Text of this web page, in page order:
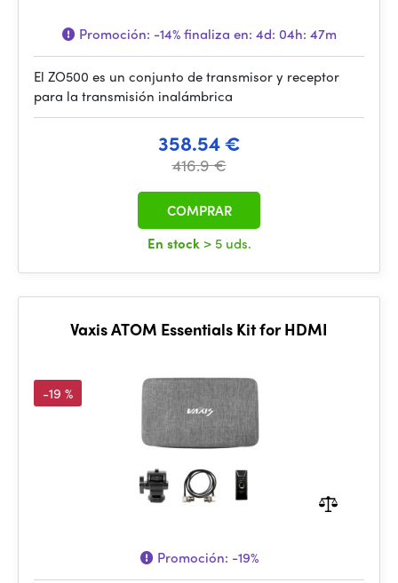
Promoción: -14%finaliza en: 4d: 04h: 47m
El ZO500 es un conjunto de transmisor y receptor
para la transmisión inalámbrica
358.54 €
416.9 €
En stock > 5 uds.
COMPRAR
Vaxis ATOM Essentials Kit for HDMI
-19 %
Promoción: -19%